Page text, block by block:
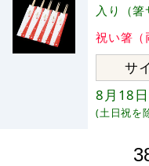
入り（箸
祝い箸（
サ
8月18日
(土日祝を